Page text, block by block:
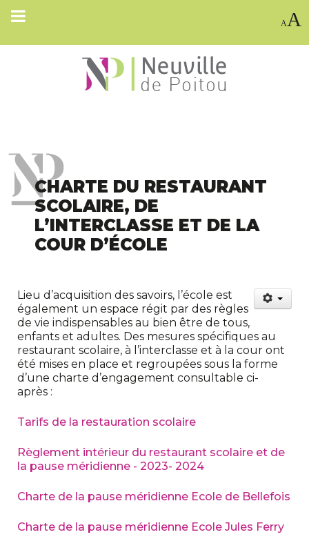
AA
CHARTE DU RESTAURANT
SCOLAIRE, DE
L’INTERCLASSE ET DE LA
COUR D’ÉCOLE
Lieu d’acquisition des savoirs, l’école est
également un espace régit par des règles
de vie indispensables au bien être de tous,
enfants et adultes. Des mesures spécifiques au
restaurant scolaire, à l’interclasse et à la cour ont
été mises en place et regroupées sous la forme
d’une charte d’engagement consultable ci-
après :
Tarifs de la restauration scolaire
Règlement intérieur du restaurant scolaire et de
la pause méridienne - 2023- 2024
Charte de la pause méridienne Ecole de Bellefois
Charte de la pause méridienne Ecole Jules Ferry